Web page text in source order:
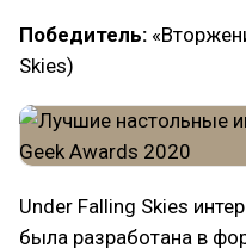
Победитель:
Skies)
Under Falling Skies
была разработана в